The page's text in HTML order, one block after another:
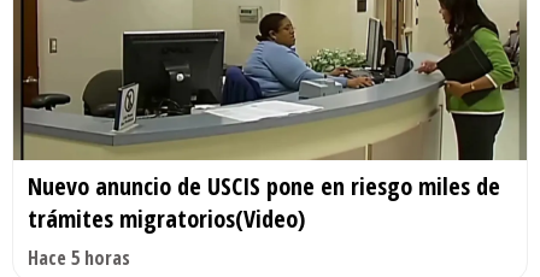
Nuevo anuncio de USCIS pone en riesgo miles de
trámites migratorios(Video)
Hace 5 horas